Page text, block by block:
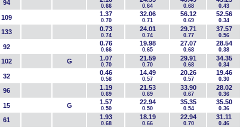
94 0.66 0.64 0.68 0.43
109 1.37
0.70
32.06
0.71
56.12
0.69
52.56
0.34
133 0.73
0.74
24.01
0.74
29.71
0.77
37.57
0.56
92 0.76
0.66
19.98
0.65
27.07
0.68
28.54
0.38
102 G 1.07
0.70
21.59
0.70
29.91
0.68
34.35
0.34
32 0.46
0.58
14.49
0.57
20.26
0.57
19.46
0.30
96 1.19
0.69
21.53
0.69
33.90
0.67
28.02
0.36
15 G 1.57
0.50
22.94
0.50
35.35
0.54
35.50
0.36
61 1.93
0.68
18.19
0.66
22.94
0.70
31.11
0.46